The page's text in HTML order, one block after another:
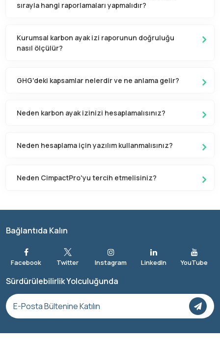
sırayla hangi raporlamaları yapmalıdır?
Kurumsal karbon ayak izi raporunun doğruluğu
nasıl ölçülür?
GHG'deki kapsamlar nelerdir ve ne anlama gelir?
Neden karbon ayak izinizi hesaplamalısınız?
Neden hesaplama için yazılım kullanmalısınız?
Neden CimpactPro'yu tercih etmelisiniz?
Bağlantıda Kalın
Sürdürülebilirlik Yolculuğunda